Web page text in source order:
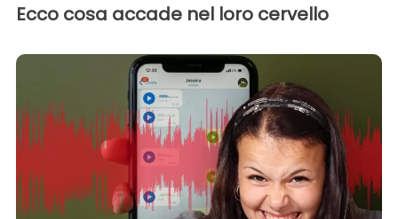
Ecco cosa accade nel loro cervello